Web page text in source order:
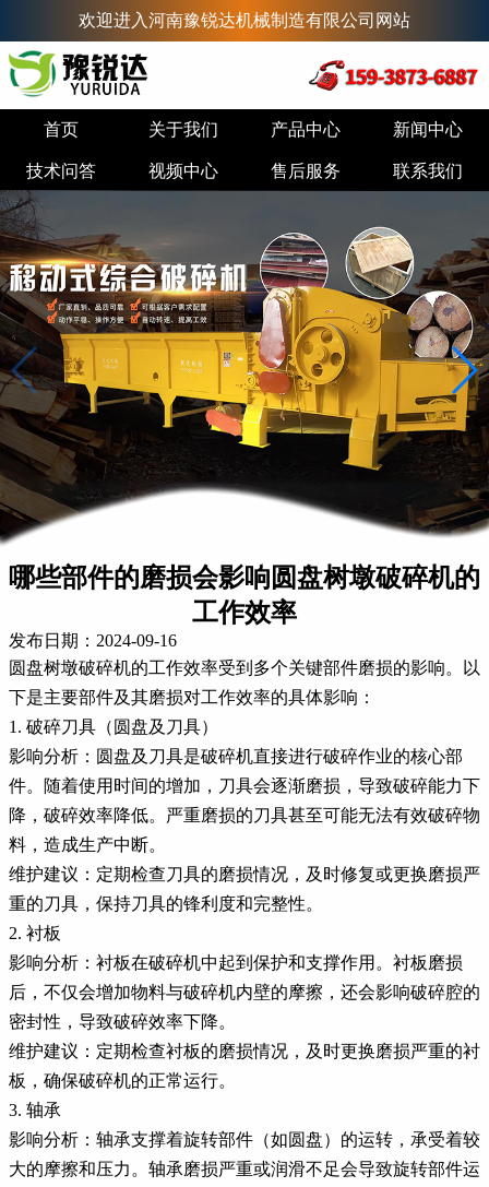
欢迎进入河南豫锐达机械制造有限公司网站
首页 关于我们 产品中心 新闻中心
技术问答 视频中心 售后服务 联系我们
哪些部件的磨损会影响圆盘树墩破碎机的
工作效率
发布日期：2024-09-16
圆盘树墩破碎机的工作效率受到多个关键部件磨损的影响。以
下是主要部件及其磨损对工作效率的具体影响：
1. 破碎刀具（圆盘及刀具）
影响分析：圆盘及刀具是破碎机直接进行破碎作业的核心部
件。随着使用时间的增加，刀具会逐渐磨损，导致破碎能力下
降，破碎效率降低。严重磨损的刀具甚至可能无法有效破碎物
料，造成生产中断。
维护建议：定期检查刀具的磨损情况，及时修复或更换磨损严
重的刀具，保持刀具的锋利度和完整性。
2. 衬板
影响分析：衬板在破碎机中起到保护和支撑作用。衬板磨损
后，不仅会增加物料与破碎机内壁的摩擦，还会影响破碎腔的
密封性，导致破碎效率下降。
维护建议：定期检查衬板的磨损情况，及时更换磨损严重的衬
板，确保破碎机的正常运行。
3. 轴承
影响分析：轴承支撑着旋转部件（如圆盘）的运转，承受着较
大的摩擦和压力。轴承磨损严重或润滑不足会导致旋转部件运